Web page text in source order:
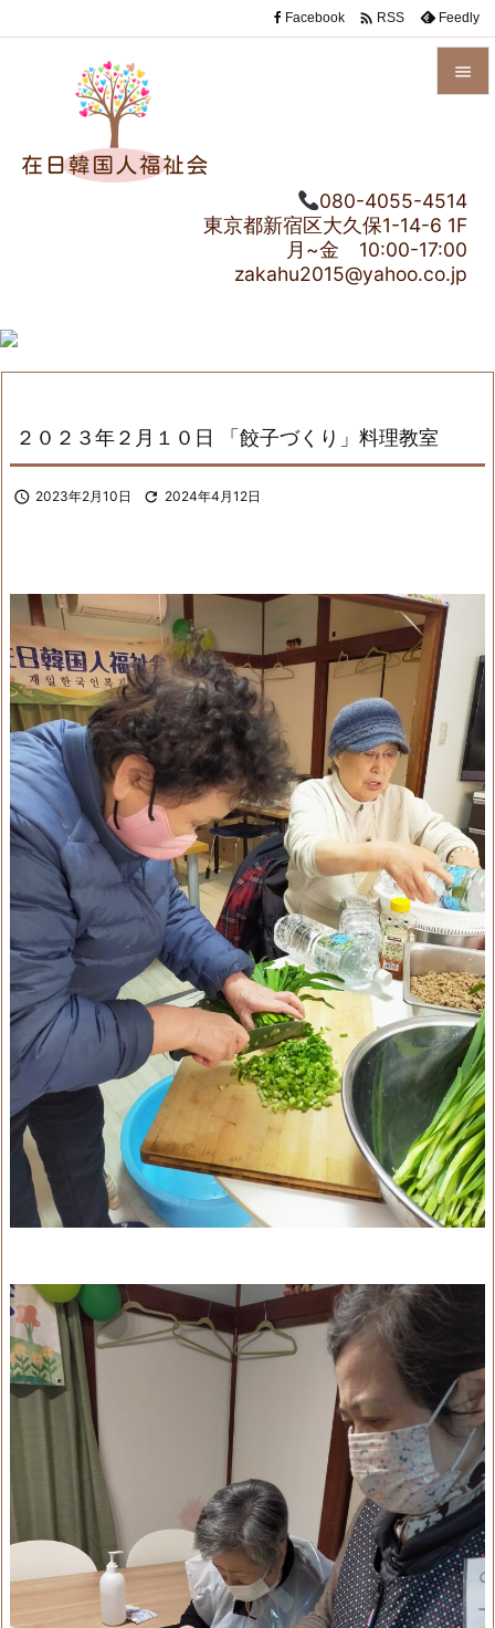
080-4055-4514
東京都新宿区大久保1-14-6 1F
月~金 10:00-17:00
zakahu2015@yahoo.co.jp

サイド

前へ
Facebook  RSS Feedly
２０２３年２月１０日 「餃子づくり」料理教室
 2023年2月10日  2024年4月12日